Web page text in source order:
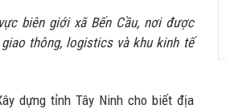
biên giới xã Bến Cầu, nơi được
thông, logistics và khu kinh tế
dựng tỉnh Tây Ninh cho biết địa